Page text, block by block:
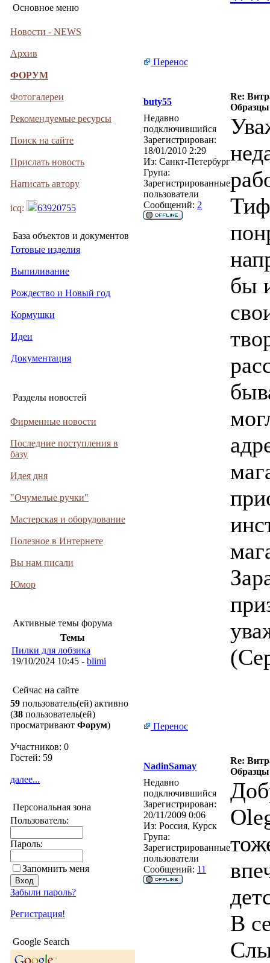
Основное меню
Новости - NEWS
Архив
ФОРУМ
Фотогалереи
Рекомендуемые ресурсы
Поиск на сайте
Прислать новость
Написать автору
icq: 63920755
База объектов и документов
Готовые изделия
Выпиливание
Рождество и Новый год
Кормушки
Идеи
Документация
Разделы новостей
Фирменные новости
Последние поступления в
базу
Идея дня
"Очумелые ручки"
Мастерская и оборудование
Полезное в Интернете
Вы нам писали
Юмор
Активные темы форума
Темы
Пилки для лобзика
19/10/2024 10:45 - blimi
Сейчас на сайте
59 пользователь(ей) активно
(38 пользователь(ей)
просматривают Форум)
Участников: 0
Гостей: 59
далее...
Персональная зона
Пользователь:
Пароль:
Запомнить меня
Забыли пароль?
Регистрация!
Google Search
Перенос
buty55
Re:
Образцы
Недавно
подключившийся
Зарегистрирован:
18/01/2010 2:29
Из: Санкт-Петербург
Група:
Зарегистрированные
пользователи
Сообщений: 2
бы
Перенос
NadinSamay
Re:
Образцы
Недавно
подключившийся
Зарегистрирован:
20/11/2009 0:06
Из: Россия, Курск
Група:
Зарегистрированные
пользователи
Сообщений: 11
В